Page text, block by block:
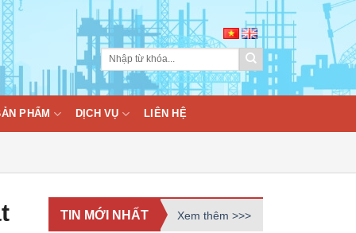
PHẨM DỊCH VỤ LIÊN HỆ
TIN MỚI NHẤT Xem thêm >>>